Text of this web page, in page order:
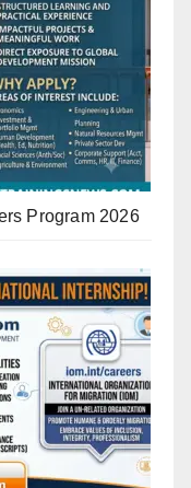
Program 2026